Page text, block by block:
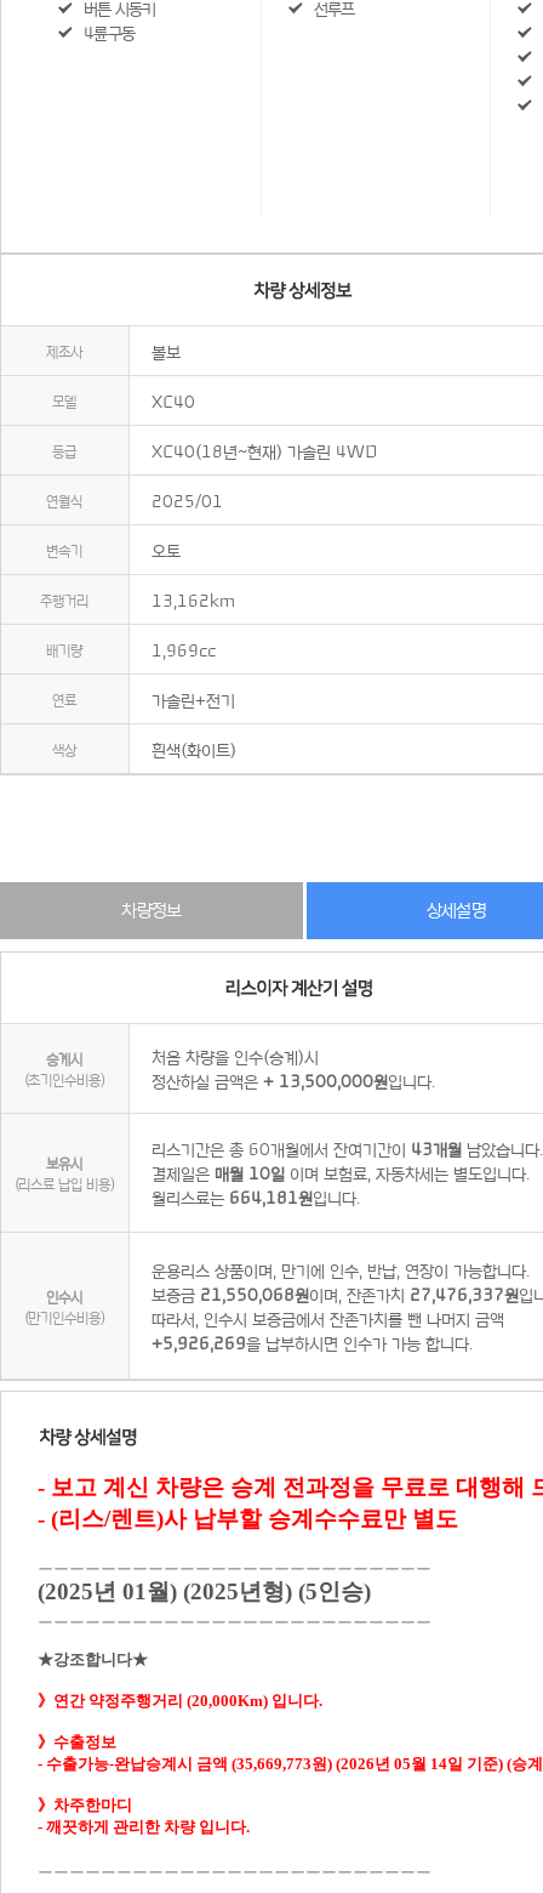
버튼 시동키
4륜구동
선루프
제조사 볼보
모델 XC40
등급 XC40(18년~현재) 가솔린 4WD
연월식 2025/01
변속기 오토
주행거리 13,162km
배기량 1,969cc
연료 가솔린+전기
색상 흰색(화이트)
차량정보 상세설명
승계시
(초기인수비용)
처음 차량을 인수(승계)시
정산하실 금액은 + 13,500,000원입니다.
보유시
(리스료 납입 비용)
리스기간은 총 60개월에서 잔여기간이 43개월 남았습니다.
결제일은 매월 10일 이며 보험료, 자동차세는 별도입니다.
월리스료는 664,181원입니다.
인수시
(만기인수비용)
운용리스 상품이며, 만기에 인수, 반납, 연장이 가능합니다.
보증금 21,550,068원이며, 잔존가치 27,476,337원입
따라서, 인수시 보증금에서 잔존가치를 뺀 나머지 금액
+5,926,269을 납부하시면 인수가 가능 합니다.
- 보고 계신 차량은 승계 전과정을 무료로 대행해
(2025년 01월) (2025년형) (5인승)
ㅡㅡㅡㅡㅡㅡㅡㅡㅡㅡㅡㅡㅡㅡㅡㅡㅡㅡㅡㅡㅡㅡㅡㅡㅡ
★강조합니다★
》수출정보
-
》차주한마디
- 깨끗하게 관리한 차량 입니다.
ㅡㅡㅡㅡㅡㅡㅡㅡㅡㅡㅡㅡㅡㅡㅡㅡㅡㅡㅡㅡㅡㅡㅡㅡㅡ